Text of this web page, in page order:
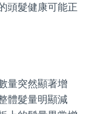
頭髮健康可能正
量突然顯著增
體髮量明顯減